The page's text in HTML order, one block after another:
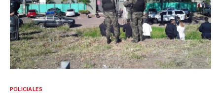
POLICIALES